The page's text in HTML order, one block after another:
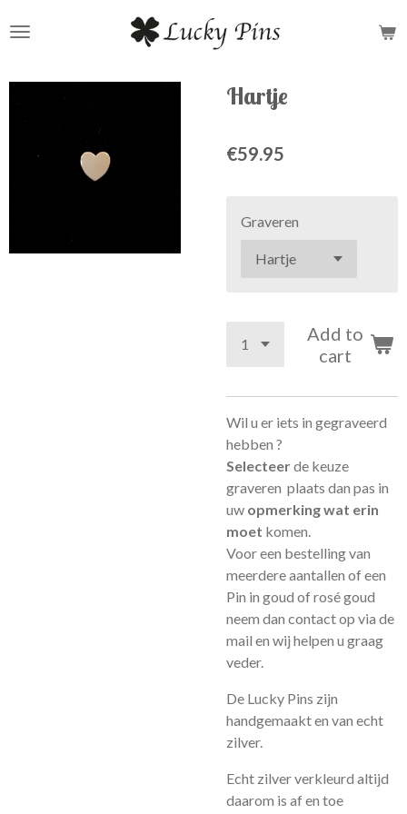
to
content
Hartje
€59.95
Graveren
Add to
cart
Wil u er iets in gegraveerd
hebben ?
Selecteerde keuze
graveren plaats dan pas in
uw opmerking wat erin
moet komen.
Voor een bestelling van
meerdere aantallen of een
Pin in goud of rosé goud
neem dan contact op via de
mail en wij helpen u graag
veder.
De Lucky Pins zijn
handgemaakt en van echt
zilver.
Echt zilver verkleurd altijd
daarom is af en toe